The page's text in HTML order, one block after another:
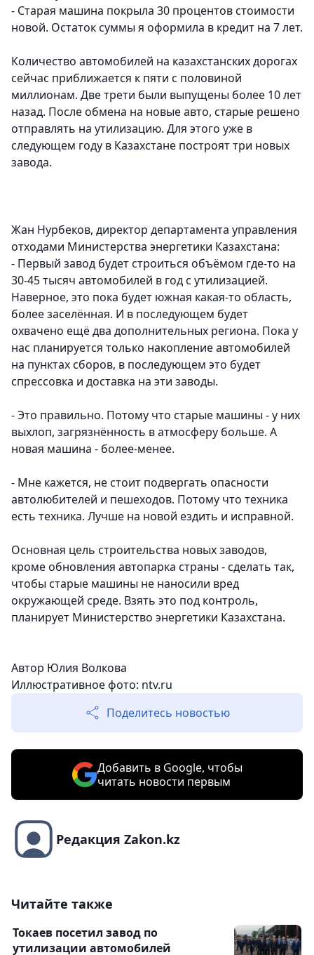
- Старая машина покрыла 30 процентов стоимости
новой. Остаток суммы я оформила в кредит на 7 лет.
Количество автомобилей на казахстанских дорогах
сейчас приближается к пяти с половиной
миллионам. Две трети были выпущены более 10 лет
назад. После обмена на новые авто, старые решено
отправлять на утилизацию. Для этого уже в
следующем году в Казахстане построят три новых
завода.
Жан Нурбеков, директор департамента управления
отходами Министерства энергетики Казахстана:
- Первый завод будет строиться объёмом где-то на
30-45 тысяч автомобилей в год с утилизацией.
Наверное, это пока будет южная какая-то область,
более заселённая. И в последующем будет
охвачено ещё два дополнительных региона. Пока у
нас планируется только накопление автомобилей
на пунктах сборов, в последующем это будет
спрессовка и доставка на эти заводы.
- Это правильно. Потому что старые машины - у них
выхлоп, загрязнённость в атмосферу больше. А
новая машина - более-менее.
- Мне кажется, не стоит подвергать опасности
автолюбителей и пешеходов. Потому что техника
есть техника. Лучше на новой ездить и исправной.
Основная цель строительства новых заводов,
кроме обновления автопарка страны - сделать так,
чтобы старые машины не наносили вред
окружающей среде. Взять это под контроль,
планирует Министерство энергетики Казахстана.
Автор Юлия Волкова
Иллюстративное фото: ntv.ru
Поделитесь новостью
Добавить в Google, чтобы
читать новости первым
Редакция Zakon.kz
Читайте также
Токаев посетил завод по
утилизации автомобилей